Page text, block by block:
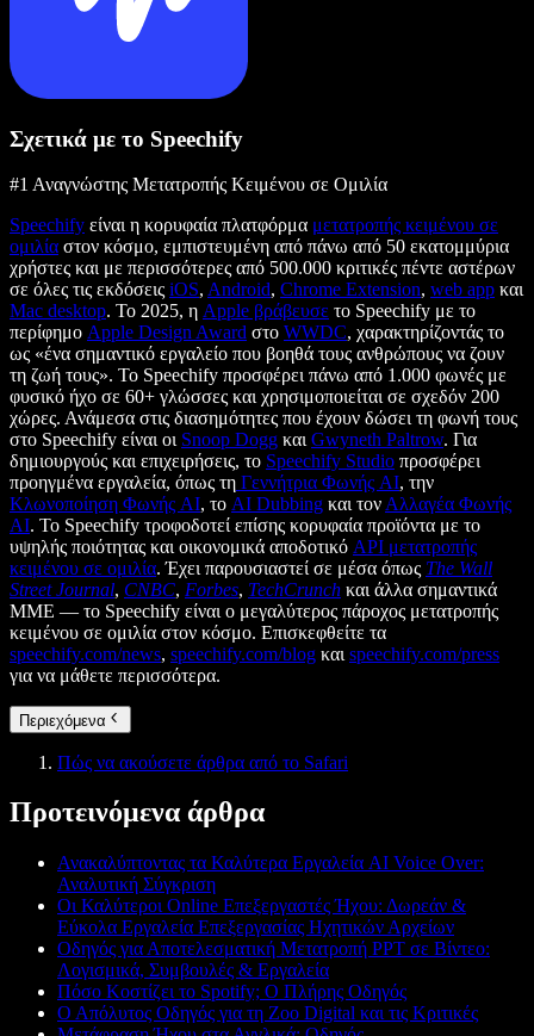
Σχετικά με το Speechify
#1 Αναγνώστης Μετατροπής Κειμένου σε Ομιλία
Speechify είναι η κορυφαία πλατφόρμα μετατροπής κειμένου σε
ομιλία στον κόσμο, εμπιστευμένη από πάνω από 50 εκατομμύρια
χρήστες και με περισσότερες από 500.000 κριτικές πέντε αστέρων
σε όλες τις εκδόσεις iOS, Android, Chrome Extension, web app και
Mac desktop. Το 2025, η Apple βράβευσε το Speechify με το
περίφημο Apple Design Award στο WWDC, χαρακτηρίζοντάς το
ως «ένα σημαντικό εργαλείο που βοηθά τους ανθρώπους να ζουν
τη ζωή τους». Το Speechify προσφέρει πάνω από 1.000 φωνές με
φυσικό ήχο σε 60+ γλώσσες και χρησιμοποιείται σε σχεδόν 200
χώρες. Ανάμεσα στις διασημότητες που έχουν δώσει τη φωνή τους
στο Speechify είναι οι Snoop Dogg και Gwyneth Paltrow. Για
δημιουργούς και επιχειρήσεις, το Speechify Studio προσφέρει
προηγμένα εργαλεία, όπως τη Γεννήτρια Φωνής AI, την
Κλωνοποίηση Φωνής AI, το AI Dubbing και τον Αλλαγέα Φωνής
AI. Το Speechify τροφοδοτεί επίσης κορυφαία προϊόντα με το
υψηλής ποιότητας και οικονομικά αποδοτικό API μετατροπής
κειμένου σε ομιλία. Έχει παρουσιαστεί σε μέσα όπως The Wall
Street Journal, CNBC, Forbes, TechCrunch και άλλα σημαντικά
ΜΜΕ — το Speechify είναι ο μεγαλύτερος πάροχος μετατροπής
κειμένου σε ομιλία στον κόσμο. Επισκεφθείτε τα
speechify.com/news, speechify.com/blog και speechify.com/press
για να μάθετε περισσότερα.
Περιεχόμενα
Πώς να ακούσετε άρθρα από το Safari
Προτεινόμενα άρθρα
Ανακαλύπτοντας τα Καλύτερα Εργαλεία AI Voice Over:
Αναλυτική Σύγκριση
Οι Καλύτεροι Online Επεξεργαστές Ήχου: Δωρεάν &
Εύκολα Εργαλεία Επεξεργασίας Ηχητικών Αρχείων
Οδηγός για Αποτελεσματική Μετατροπή PPT σε Βίντεο:
Λογισμικά, Συμβουλές & Εργαλεία
Πόσο Κοστίζει το Spotify; Ο Πλήρης Οδηγός
Ο Απόλυτος Οδηγός για τη Zoo Digital και τις Κριτικές